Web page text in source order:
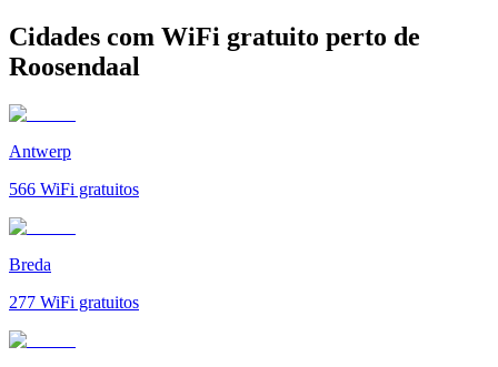
Cidades com WiFi gratuito perto de
Roosendaal
Antwerp
566 WiFi gratuitos
Breda
277 WiFi gratuitos